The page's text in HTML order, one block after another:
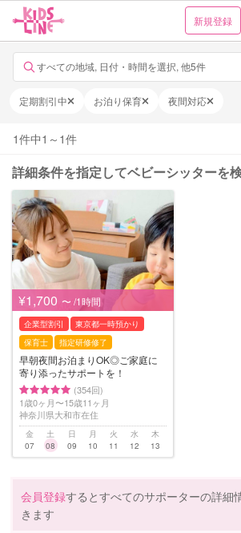
新規登録
すべての地域, 日付・時間を選択, 他5件
定期割引中 お泊り保育 夜間対応
1件中1 ～ 1件
詳細条件を指定してベビーシッターを
¥1,700 〜 /1時間
企業型割引
東京都一時預かり
保育士
指定研修修了
早朝夜間お泊まりOK◎ご家庭に
寄り添ったサポートを！
(354回)
1歳0ヶ月〜15歳11ヶ月
神奈川県大和市在住
金
07
土
08
日
09
月
10
火
11
水
12
木
13
会員登録するとすべてのサポーターの詳細
きます